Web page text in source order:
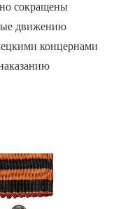
сокращены
движению
концернами